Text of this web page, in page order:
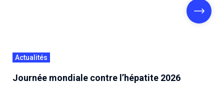
Actualités
Journée mondiale contre l’hépatite 2026